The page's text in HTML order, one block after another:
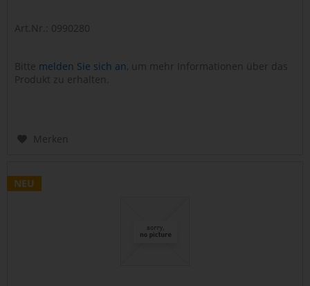
Art.Nr.: 0990280
Bitte melden Sie sich an, um mehr Informationen über das
Produkt zu erhalten.
Merken
NEU